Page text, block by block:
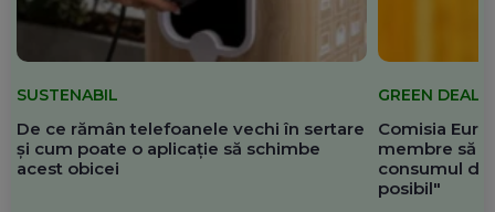
SUSTENABIL
De ce rămân telefoanele vechi în sertare
și cum poate o aplicație să schimbe
acest obicei
GREEN DEAL
Comisia
membre să
consumul de
posibil"